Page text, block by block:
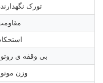
تورک نگهدارنده
مقاومت
استحکام
بی وقفه ی روتور
وزن موتور